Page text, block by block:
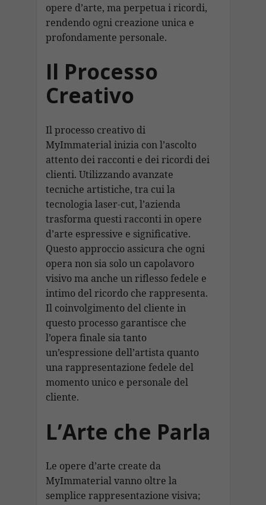
opere d’arte, ma perpetua i ricordi,
rendendo ogni creazione unica e
profondamente personale.
Il Processo
Creativo
Il processo creativo di
MyImmaterial inizia con l’ascolto
attento dei racconti e dei ricordi dei
clienti. Utilizzando avanzate
tecniche artistiche, tra cui la
tecnologia laser-cut, l’azienda
trasforma questi racconti in opere
d’arte espressive e significative.
Questo approccio assicura che ogni
opera non sia solo un capolavoro
visivo ma anche un riflesso fedele e
intimo del ricordo che rappresenta.
Il coinvolgimento del cliente in
questo processo garantisce che
l’opera finale sia tanto
un’espressione dell’artista quanto
una rappresentazione fedele del
momento unico e personale del
cliente.
L’Arte che Parla
Le opere d’arte create da
MyImmaterial vanno oltre la
semplice rappresentazione visiva;